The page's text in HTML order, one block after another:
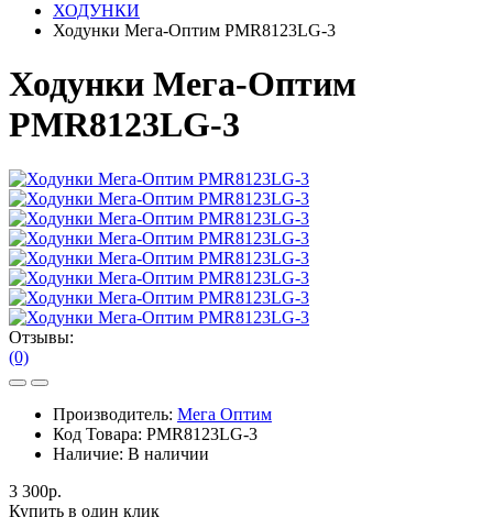
ХОДУНКИ
Ходунки Мега-Оптим PMR8123LG-3
Ходунки Мега-Оптим
PMR8123LG-3
Отзывы:
(0)
Производитель: Мега Оптим
Код Товара: PMR8123LG-3
Наличие: В наличии
3 300р.
Купить в один клик